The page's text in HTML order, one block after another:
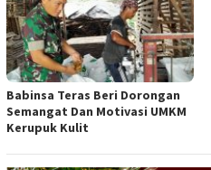
Babinsa Teras Beri Dorongan
Semangat Dan Motivasi UMKM
Kerupuk Kulit